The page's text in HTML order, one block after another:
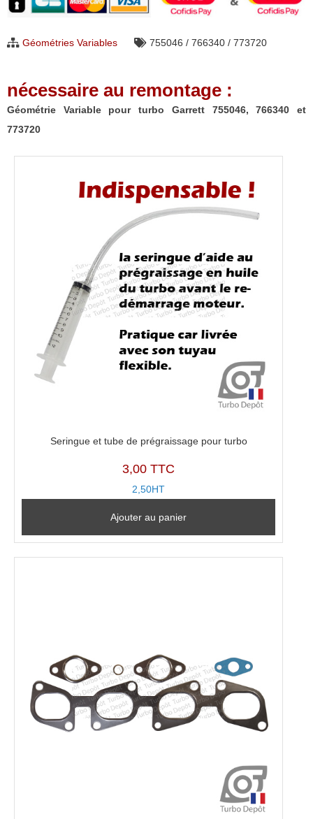
pour
Garrett
766340
et
773720
Géométries Variables 755046 / 766340 / 773720
nécessaire au remontage :
Géométrie Variable pour turbo Garrett 755046, 766340 et
773720
Seringue et tube de prégraissage pour turbo
3,00 TTC
2,50HT
Ajouter au panier